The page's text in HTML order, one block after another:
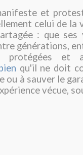
et
celui de la
: que ses
générations,
protégées et
qu'il ne doit
ou à sauver le
vécue,